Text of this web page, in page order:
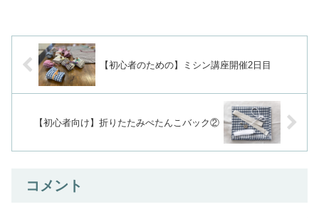
【初心者のための】ミシン講座開催2日目
【初心者向け】折りたたみぺたんこバック②
コメント